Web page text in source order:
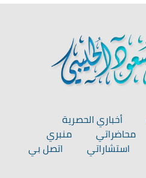
أخباري الحصرية
محاضراتي
منبري
استشاراتي اتصل بي